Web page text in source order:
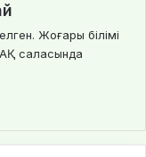
Жоғары білімі
саласында